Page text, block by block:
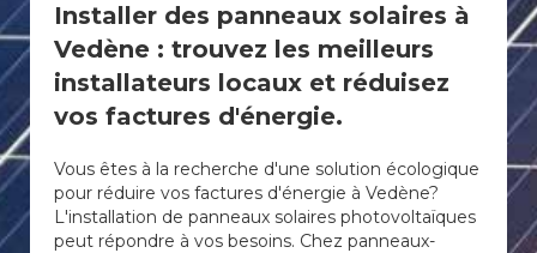
Installer des panneaux solaires à
Vedène : trouvez les meilleurs
installateurs locaux et réduisez
vos factures d'énergie.
Vous êtes à la recherche d'une solution écologique
pour réduire vos factures d'énergie à Vedène?
L'installation de panneaux solaires photovoltaïques
peut répondre à vos besoins. Chez panneaux-